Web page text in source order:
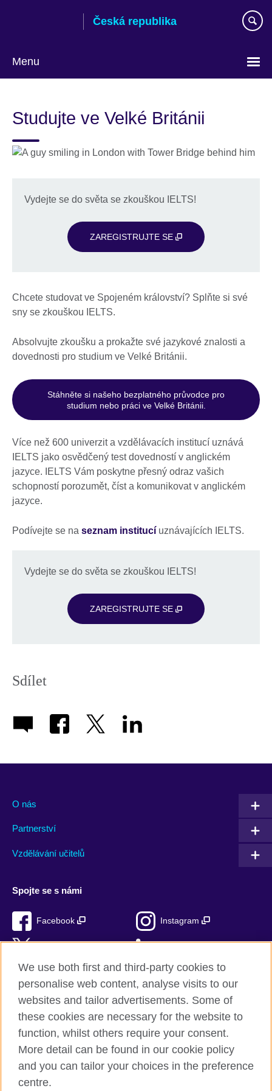
Česká republika
Menu
jazyk
Studujte ve Velké Británii
Vydejte se do světa se zkouškou IELTS!
ZAREGISTRUJTE SE
Chcete studovat ve Spojeném království? Splňte si své
sny se zkouškou IELTS.
Absolvujte zkoušku a prokažte své jazykové znalosti a
dovednosti pro studium ve Velké Británii.
Stáhněte si našeho bezplatného průvodce pro
studium nebo práci ve Velké Británii.
Více než 600 univerzit a vzdělávacích institucí uznává
IELTS jako osvědčený test dovedností v anglickém
jazyce. IELTS Vám poskytne přesný odraz vašich
schopností porozumět, číst a komunikovat v anglickém
jazyce.
Podívejte se na seznam institucí uznávajících IELTS.
Vydejte se do světa se zkouškou IELTS!
ZAREGISTRUJTE SE
Sdílet
O nás
Partnerství
Vzdělávání učitelů
Spojte se s námi
Facebook Instagram
TikTok
British Council ve světě
Ochrana soukromí a podmínky používání stránek
Soubory cookie
Sitemap
We use both first and third-party cookies to
personalise web content, analyse visits to our
websites and tailor advertisements. Some of
these cookies are necessary for the website to
function, whilst others require your consent.
More detail can be found in our cookie policy
and you can tailor your choices in the preference
centre.